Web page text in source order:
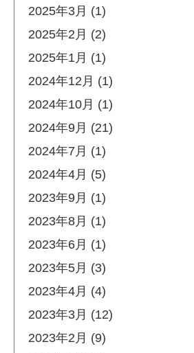
2025年3月 (1)
2025年2月 (2)
2025年1月 (1)
2024年12月 (1)
2024年10月 (1)
2024年9月 (21)
2024年7月 (1)
2024年4月 (5)
2023年9月 (1)
2023年8月 (1)
2023年6月 (1)
2023年5月 (3)
2023年4月 (4)
2023年3月 (12)
2023年2月 (9)